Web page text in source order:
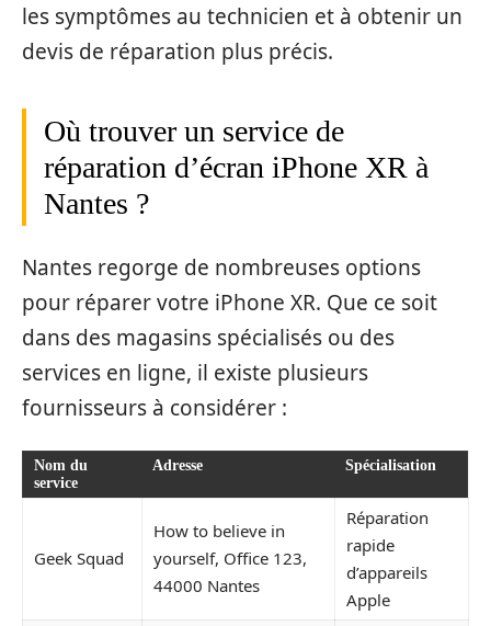
les symptômes au technicien et à obtenir un
devis de réparation plus précis.
Où trouver un service de
réparation d’écran iPhone XR à
Nantes ?
Nantes regorge de nombreuses options
pour réparer votre iPhone XR. Que ce soit
dans des magasins spécialisés ou des
services en ligne, il existe plusieurs
fournisseurs à considérer :
Nom du
service
Adresse Spécialisation
Geek Squad
How to believe in
yourself, Office 123,
44000 Nantes
Réparation
rapide
d’appareils
Apple